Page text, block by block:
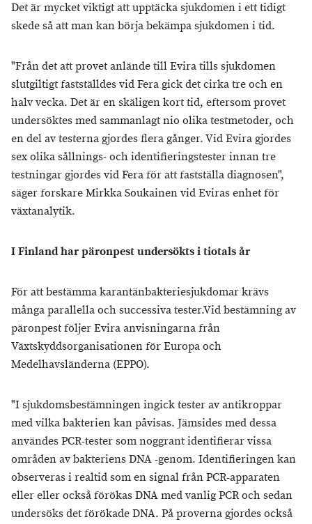
Det är mycket viktigt att upptäcka sjukdomen i ett tidigt
skede så att man kan börja bekämpa sjukdomen i tid.
"Från det att provet anlände till Evira tills sjukdomen
slutgiltigt fastställdes vid Fera gick det cirka tre och en
halv vecka. Det är en skäligen kort tid, eftersom provet
undersöktes med sammanlagt nio olika testmetoder, och
en del av testerna gjordes flera gånger. Vid Evira gjordes
sex olika sållnings- och identifieringstester innan tre
testningar gjordes vid Fera för att fastställa diagnosen",
säger forskare Mirkka Soukainen vid Eviras enhet för
växtanalytik.
I Finland har päronpest undersökts i tiotals år
För att bestämma karantänbakteriesjukdomar krävs
många parallella och successiva tester.Vid bestämning av
päronpest följer Evira anvisningarna från
Växtskyddsorganisationen för Europa och
Medelhavsländerna (EPPO).
"I sjukdomsbestämningen ingick tester av antikroppar
med vilka bakterien kan påvisas. Jämsides med dessa
användes PCR-tester som noggrant identifierar vissa
områden av bakteriens DNA -genom. Identifieringen kan
observeras i realtid som en signal från PCR-apparaten
eller eller också förökas DNA med vanlig PCR och sedan
undersöks det förökade DNA. På proverna gjordes också